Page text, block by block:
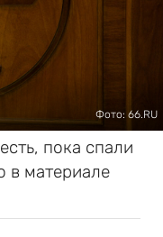
Фото: 66.RU
пока спали
в материале